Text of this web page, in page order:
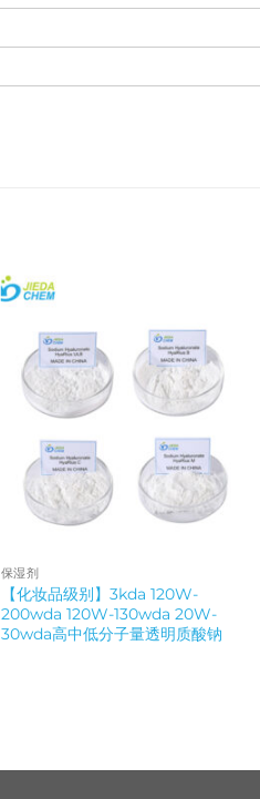
保湿剂
【化妆品级别】3kda 120W-
200wda 120W-130wda 20W-
30wda高中低分子量透明质酸钠